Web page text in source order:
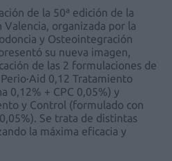
de la 50ª edición de la
Valencia, organizada por la
y Osteointegración
su nueva imagen,
de las 2 formulaciones de
0,12 Tratamiento
0,12% + CPC 0,05%) y
y Control (formulado con
Se trata de distintas
la máxima eficacia y